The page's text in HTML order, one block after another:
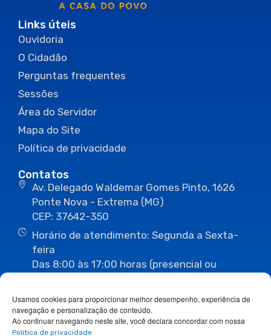
Usamos cookies para proporcionar melhor desempenho, experiência de
navegação e personalização de conteúdo.
Ao continuar navegando neste site, você declara concordar com nossa
Política de privacidade
Links úteis
Ouvidoria
O Cidadão
Perguntas frequentes
Sessões
Área do Servidor
Mapa do Site
Política de privacidade
Contatos
Av. Delegado Waldemar Gomes Pinto, 1626
Ponte Nova - Extrema (MG)
CEP: 37642-350
Horário de atendimento: Segunda a Sexta-
feira
Das 8:00 às 17:00 horas (presencial ou
(35) 3435-1112 (35) 3435-3063
ouvidoria@camaraextrema.mg.gov.br
imprensa@camaraextrema.mg.gov.br